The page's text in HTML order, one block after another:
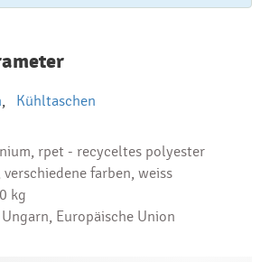
otázky pri nákupe
potlač na reklamné premedy?
predmet?
Kühltaschen
rpet - recyceltes polyester
verschiedene farben, weiss
kg
Ungarn, Europäische Union